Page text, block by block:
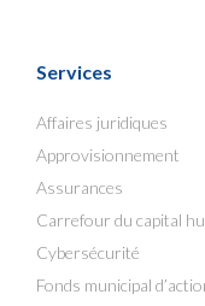
Services
Affaires juridiques
Approvisionnement
Assurances
Carrefour du capital
Cybersécurité
Fonds municipal